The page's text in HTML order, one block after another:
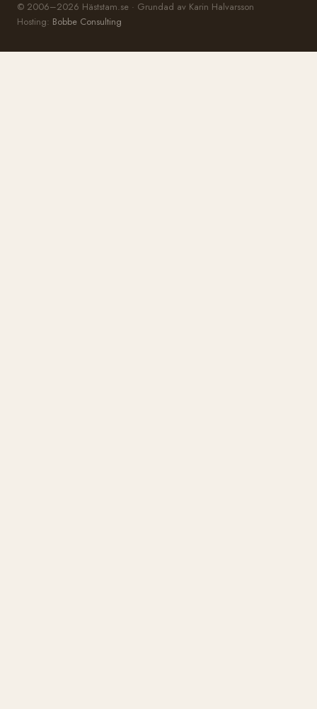
© 2006–2026 Häststam.se · Grundad av Karin Halvarsson
Hosting: Bobbe Consulting